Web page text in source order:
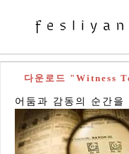
다운로드 "Witness
어둠과 감동의 순간